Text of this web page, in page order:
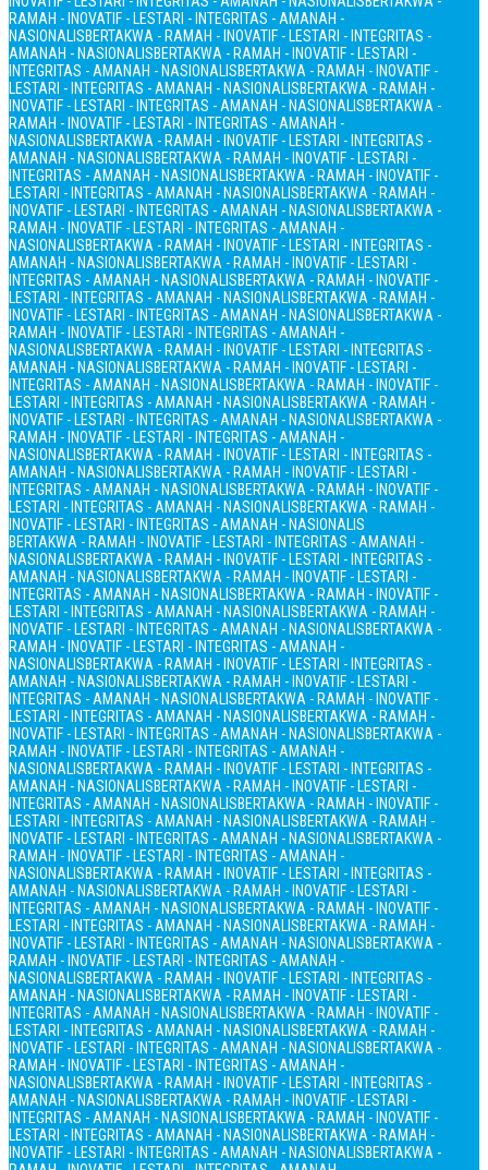
RAMAH - INOVATIF - LESTARI - INTEGRITAS - AMANAH -
NASIONALISBERTAKWA - RAMAH - INOVATIF - LESTARI - INTEGRITAS -
AMANAH - NASIONALISBERTAKWA - RAMAH - INOVATIF - LESTARI -
INTEGRITAS - AMANAH - NASIONALISBERTAKWA - RAMAH - INOVATIF -
LESTARI - INTEGRITAS - AMANAH - NASIONALISBERTAKWA - RAMAH -
INOVATIF - LESTARI - INTEGRITAS - AMANAH - NASIONALISBERTAKWA -
RAMAH - INOVATIF - LESTARI - INTEGRITAS - AMANAH -
NASIONALISBERTAKWA - RAMAH - INOVATIF - LESTARI - INTEGRITAS -
AMANAH - NASIONALISBERTAKWA - RAMAH - INOVATIF - LESTARI -
INTEGRITAS - AMANAH - NASIONALISBERTAKWA - RAMAH - INOVATIF -
LESTARI - INTEGRITAS - AMANAH - NASIONALISBERTAKWA - RAMAH -
INOVATIF - LESTARI - INTEGRITAS - AMANAH - NASIONALISBERTAKWA -
RAMAH - INOVATIF - LESTARI - INTEGRITAS - AMANAH -
NASIONALISBERTAKWA - RAMAH - INOVATIF - LESTARI - INTEGRITAS -
AMANAH - NASIONALISBERTAKWA - RAMAH - INOVATIF - LESTARI -
INTEGRITAS - AMANAH - NASIONALISBERTAKWA - RAMAH - INOVATIF -
LESTARI - INTEGRITAS - AMANAH - NASIONALISBERTAKWA - RAMAH -
INOVATIF - LESTARI - INTEGRITAS - AMANAH - NASIONALISBERTAKWA -
RAMAH - INOVATIF - LESTARI - INTEGRITAS - AMANAH -
NASIONALISBERTAKWA - RAMAH - INOVATIF - LESTARI - INTEGRITAS -
AMANAH - NASIONALISBERTAKWA - RAMAH - INOVATIF - LESTARI -
INTEGRITAS - AMANAH - NASIONALISBERTAKWA - RAMAH - INOVATIF -
LESTARI - INTEGRITAS - AMANAH - NASIONALISBERTAKWA - RAMAH -
INOVATIF - LESTARI - INTEGRITAS - AMANAH - NASIONALISBERTAKWA -
RAMAH - INOVATIF - LESTARI - INTEGRITAS - AMANAH -
NASIONALISBERTAKWA - RAMAH - INOVATIF - LESTARI - INTEGRITAS -
AMANAH - NASIONALISBERTAKWA - RAMAH - INOVATIF - LESTARI -
INTEGRITAS - AMANAH - NASIONALISBERTAKWA - RAMAH - INOVATIF -
LESTARI - INTEGRITAS - AMANAH - NASIONALISBERTAKWA - RAMAH -
INOVATIF - LESTARI - INTEGRITAS - AMANAH - NASIONALIS
BERTAKWA - RAMAH - INOVATIF - LESTARI - INTEGRITAS - AMANAH -
NASIONALISBERTAKWA - RAMAH - INOVATIF - LESTARI - INTEGRITAS -
AMANAH - NASIONALISBERTAKWA - RAMAH - INOVATIF - LESTARI -
INTEGRITAS - AMANAH - NASIONALISBERTAKWA - RAMAH - INOVATIF -
LESTARI - INTEGRITAS - AMANAH - NASIONALISBERTAKWA - RAMAH -
INOVATIF - LESTARI - INTEGRITAS - AMANAH - NASIONALISBERTAKWA -
RAMAH - INOVATIF - LESTARI - INTEGRITAS - AMANAH -
NASIONALISBERTAKWA - RAMAH - INOVATIF - LESTARI - INTEGRITAS -
AMANAH - NASIONALISBERTAKWA - RAMAH - INOVATIF - LESTARI -
INTEGRITAS - AMANAH - NASIONALISBERTAKWA - RAMAH - INOVATIF -
LESTARI - INTEGRITAS - AMANAH - NASIONALISBERTAKWA - RAMAH -
INOVATIF - LESTARI - INTEGRITAS - AMANAH - NASIONALISBERTAKWA -
RAMAH - INOVATIF - LESTARI - INTEGRITAS - AMANAH -
NASIONALISBERTAKWA - RAMAH - INOVATIF - LESTARI - INTEGRITAS -
AMANAH - NASIONALISBERTAKWA - RAMAH - INOVATIF - LESTARI -
INTEGRITAS - AMANAH - NASIONALISBERTAKWA - RAMAH - INOVATIF -
LESTARI - INTEGRITAS - AMANAH - NASIONALISBERTAKWA - RAMAH -
INOVATIF - LESTARI - INTEGRITAS - AMANAH - NASIONALISBERTAKWA -
RAMAH - INOVATIF - LESTARI - INTEGRITAS - AMANAH -
NASIONALISBERTAKWA - RAMAH - INOVATIF - LESTARI - INTEGRITAS -
AMANAH - NASIONALISBERTAKWA - RAMAH - INOVATIF - LESTARI -
INTEGRITAS - AMANAH - NASIONALISBERTAKWA - RAMAH - INOVATIF -
LESTARI - INTEGRITAS - AMANAH - NASIONALISBERTAKWA - RAMAH -
INOVATIF - LESTARI - INTEGRITAS - AMANAH - NASIONALISBERTAKWA -
RAMAH - INOVATIF - LESTARI - INTEGRITAS - AMANAH -
NASIONALISBERTAKWA - RAMAH - INOVATIF - LESTARI - INTEGRITAS -
AMANAH - NASIONALISBERTAKWA - RAMAH - INOVATIF - LESTARI -
INTEGRITAS - AMANAH - NASIONALISBERTAKWA - RAMAH - INOVATIF -
LESTARI - INTEGRITAS - AMANAH - NASIONALISBERTAKWA - RAMAH -
INOVATIF - LESTARI - INTEGRITAS - AMANAH - NASIONALISBERTAKWA -
RAMAH - INOVATIF - LESTARI - INTEGRITAS - AMANAH -
NASIONALISBERTAKWA - RAMAH - INOVATIF - LESTARI - INTEGRITAS -
AMANAH - NASIONALISBERTAKWA - RAMAH - INOVATIF - LESTARI -
INTEGRITAS - AMANAH - NASIONALISBERTAKWA - RAMAH - INOVATIF -
LESTARI - INTEGRITAS - AMANAH - NASIONALISBERTAKWA - RAMAH -
INOVATIF - LESTARI - INTEGRITAS - AMANAH - NASIONALISBERTAKWA -